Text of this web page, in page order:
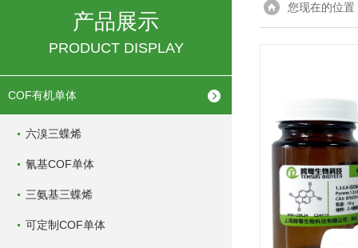
产品展示
PRODUCT DISPLAY
COF有机单体
六溴三蝶烯
氰基COF单体
三氨基三蝶烯
可定制COF单体
您现在的位置